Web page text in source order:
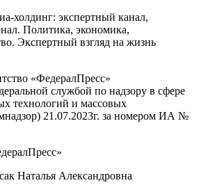
холдинг: экспертный канал,
Политика, экономика,
Экспертный взгляд на жизнь
«ФедералПресс»
службой по надзору в сфере
технологий и массовых
21.07.2023г. за номером ИА №
Наталья Александровна